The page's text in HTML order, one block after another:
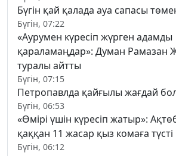
Бүгін қай қалада ауа сапасы
Бүгін, 07:22
«Аурумен күресіп жүрген адамды
қараламаңдар»: Думан Рамазан
туралы айтты
Бүгін, 07:15
Петропавлда қайғылы жағдай
Бүгін, 06:53
«Өмірі үшін күресіп жатыр»:
қаққан 11 жасар қыз комаға түсті
Бүгін, 06:12